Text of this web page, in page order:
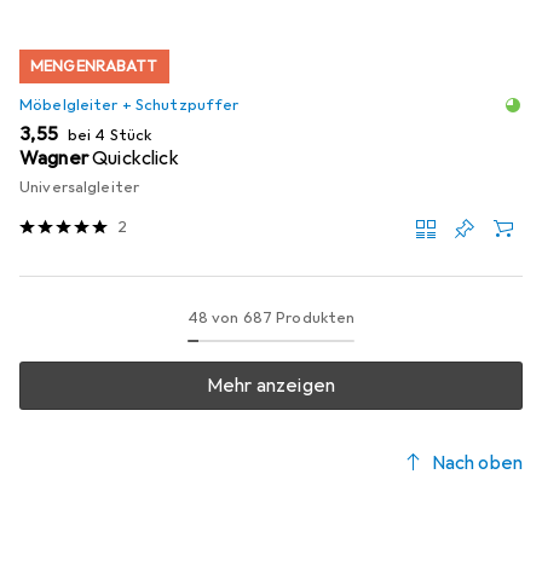
MENGENRABATT
Möbelgleiter + Schutzpuffer
EUR
3,55 bei 4 Stück
WagnerQuickclick
Universalgleiter
2
48 von 687 Produkten
Mehr anzeigen
Nach oben